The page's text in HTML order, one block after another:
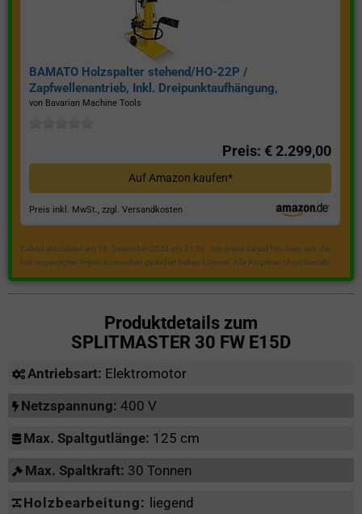
BAMATO Holzspalter stehend/HO-22P /
Zapfwellenantrieb, Inkl. Dreipunktaufhängung,
Spaltkraft 22 Tonnen*
von Bavarian Machine Tools
Preis: € 2.299,00
Auf Amazon kaufen*
Preis inkl. MwSt., zzgl. Versandkosten
Zuletzt aktualisiert am 18. Dezember 2023 um 21:50 . Ich weise darauf hin, dass sich die
hier angezeigten Preise inzwischen geändert haben können. Alle Angaben ohne Gewähr.
Produktdetails zum
SPLITMASTER 30 FW E15D
Antriebsart: Elektromotor
Netzspannung: 400 V
Max. Spaltgutlänge: 125 cm
Max. Spaltkraft: 30 Tonnen
Holzbearbeitung: liegend